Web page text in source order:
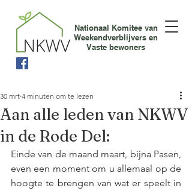
Nationaal Komitee van
Weekendverblijvers en
Vaste bewoners
Aan alle leden van NKWV
in de Rode Del:
30 mrt 4 minuten om te lezen
Einde van de maand maart, bijna Pasen,
even een moment om u allemaal op de
hoogte te brengen van wat er speelt in